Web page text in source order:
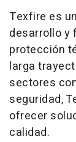
Texfire es
desarrollo y
protección
larga
sectores
seguridad,
ofrecer
calidad.